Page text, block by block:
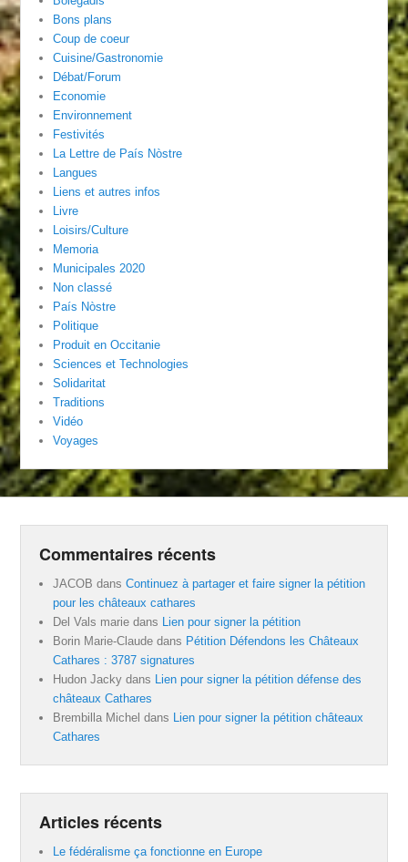
Bons plans
Coup de coeur
Cuisine/Gastronomie
Débat/Forum
Economie
Environnement
Festivités
La Lettre de País Nòstre
Langues
Liens et autres infos
Livre
Loisirs/Culture
Memoria
Municipales 2020
Non classé
País Nòstre
Politique
Produit en Occitanie
Sciences et Technologies
Solidaritat
Traditions
Vidéo
Voyages
Commentaires récents
JACOB dansContinuez à partager et faire signer la pétition
pour les châteaux cathares
Del Vals marie dans Lien pour signer la pétition
Borin Marie-Claude dans Pétition Défendons les Châteaux
Cathares : 3787 signatures
Hudon Jacky dans Lien pour signer la pétition défense des
châteaux Cathares
Brembilla Michel dans Lien pour signer la pétition châteaux
Cathares
Articles récents
Le fédéralisme ça fonctionne en Europe